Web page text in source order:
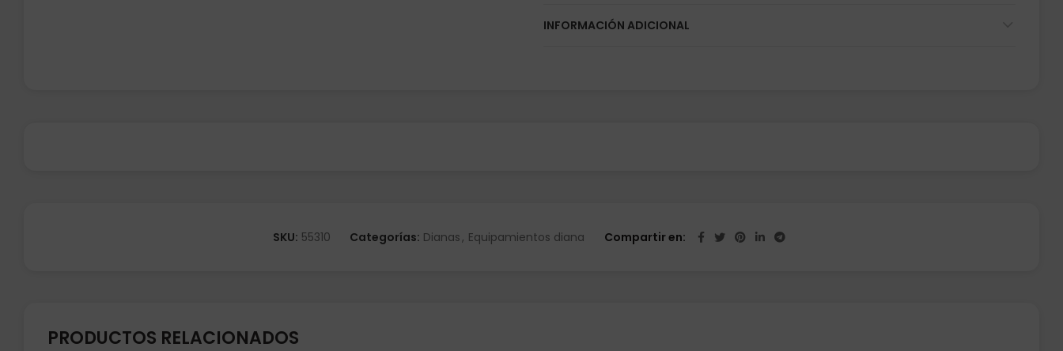
INFORMACIÓN ADICIONAL
SKU: 55310 Categorías: Dianas, Equipamientos diana Compartir en
PRODUCTOS RELACIONADOS